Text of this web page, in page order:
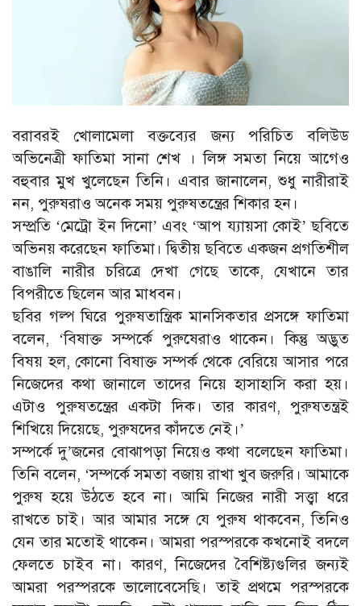
বরাবরই খোলামেলা বক্তব্যের জন্য পরিচিত বলিউড
অভিনেত্রী ফাতিমা সানা শেখ । লিঙ্গ সমতা নিয়ে আগেও
বহুবার মুখ খুলেছেন তিনি। এবার জানালেন, শুধু নারীরাই
নন, পুরুষরাও অনেক সময় পুরুষতন্ত্রের শিকার হন।
সম্প্রতি ‘মেট্রো ইন দিনো’ এবং ‘আপ য্যায়সা কোই’ ছবিতে
অভিনয় করেছেন ফাতিমা। দ্বিতীয় ছবিতে একজন প্রগতিশীল
বাঙালি নারীর চরিত্রে দেখা গেছে তাকে, যেখানে তার
বিপরীতে ছিলেন আর মাধবন।
ছবির গল্প ঘিরে পুরুষতান্ত্রিক মানসিকতার প্রসঙ্গে ফাতিমা
বলেন, ‘বিষাক্ত সম্পর্কে পুরুষেরাও থাকেন। কিন্তু অদ্ভুত
বিষয় হল, কোনো বিষাক্ত সম্পর্ক থেকে বেরিয়ে আসার পরে
নিজেদের কথা জানালে তাদের নিয়ে হাসাহাসি করা হয়।
এটাও পুরুষতন্ত্রের একটা দিক। তার কারণ, পুরুষতন্ত্রই
শিখিয়ে দিয়েছে, পুরুষদের কাঁদতে নেই।’
সম্পর্কে দু’জনের বোঝাপড়া নিয়েও কথা বলেছেন ফাতিমা।
তিনি বলেন, ‘সম্পর্কে সমতা বজায় রাখা খুব জরুরি। আমাকে
পুরুষ হয়ে উঠতে হবে না। আমি নিজের নারী সত্ত্বা ধরে
রাখতে চাই। আর আমার সঙ্গে যে পুরুষ থাকবেন, তিনিও
যেন তার মতোই থাকেন। আমরা পরস্পরকে কখনোই বদলে
ফেলতে চাইব না। কারণ, নিজেদের বৈশিষ্ট্যগুলির জন্যই
আমরা পরস্পরকে ভালোবেসেছি। তাই প্রথমে পরস্পরকে